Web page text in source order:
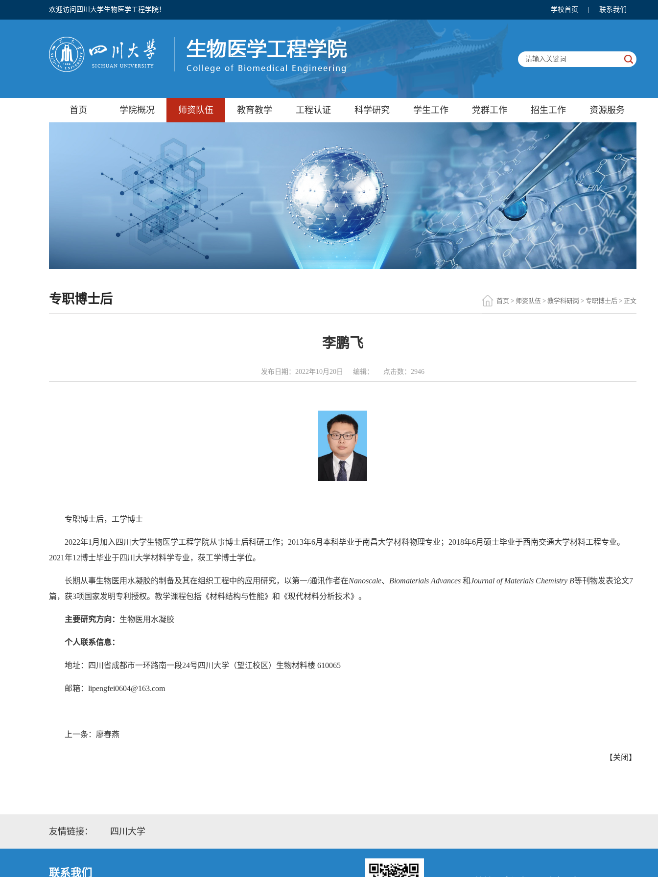
欢迎访问四川大学生物医学工程学院！ 学校首页 联系我们
首页 学院概况 师资队伍 教育教学 工程认证 科学研究 学生工作 党群工作 招生工作 资源服务
专职博士后 首页 > 师资队伍 > 教学科研岗 > 专职博士后 > 正文
李鹏飞
发布日期：2022年10月20日 编辑： 点击数： 2946
专职博士后，工学博士
2022年1月加入四川大学生物医学工程学院从事博士后科研工作；2013年6月本科毕业于南昌大学材料物理专业；2018年6月硕士毕业于西南交通大学材料工程专业。
2021年12博士毕业于四川大学材料学专业，获工学博士学位。
长期 从事生物医用水凝胶的制备及其在组织工程中的应用研究，以第一/通讯作者在Nanoscale、 Biomaterials Advances 和Journal of Materials Chemistry B等刊物发表论文7
篇，获3项国家发明专利授权。教学课程包括《材料结构与性能》和《现代材料分析技术》。
主要研究方向： 生物医用水凝胶
个人联系信息：
地址：四川省成都市一环路南一段24号四川大学（望江校区）生物材料楼 610065
邮箱： lipengfei0604@163.com
上一条：廖春燕
【关闭 】
友情链接： 四川大学
联系我们